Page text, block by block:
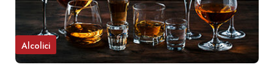
Alcolici